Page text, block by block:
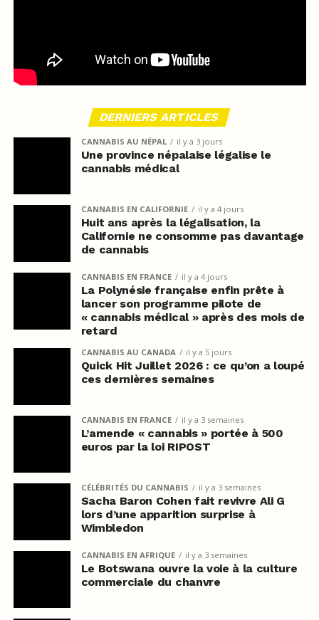
DERNIERS ARTICLES
CANNABIS AU NÉPAL il y a 3 jours
Une province népalaise légalise le
cannabis médical
CANNABIS EN CALIFORNIE il y a 4 jours
Huit ans après la légalisation, la
Californie ne consomme pas davantage
de cannabis
CANNABIS EN FRANCE il y a 4 jours
La Polynésie française enfin prête à
lancer son programme pilote de
« cannabis médical » après des mois de
retard
CANNABIS AU CANADA il y a 5 jours
Quick Hit Juillet 2026 : ce qu’on a loupé
ces dernières semaines
CANNABIS EN FRANCE il y a 3 semaines
L’amende « cannabis » portée à 500
euros par la loi RIPOST
CÉLÉBRITÉS DU CANNABIS il y a 3 semaines
Sacha Baron Cohen fait revivre Ali G
lors d’une apparition surprise à
Wimbledon
CANNABIS EN AFRIQUE il y a 3 semaines
Le Botswana ouvre la voie à la culture
commerciale du chanvre